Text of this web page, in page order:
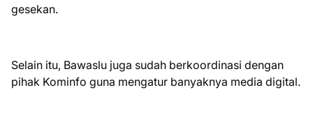
gesekan.
Selain itu, Bawaslu juga sudah berkoordinasi dengan
pihak Kominfo guna mengatur banyaknya media digital.